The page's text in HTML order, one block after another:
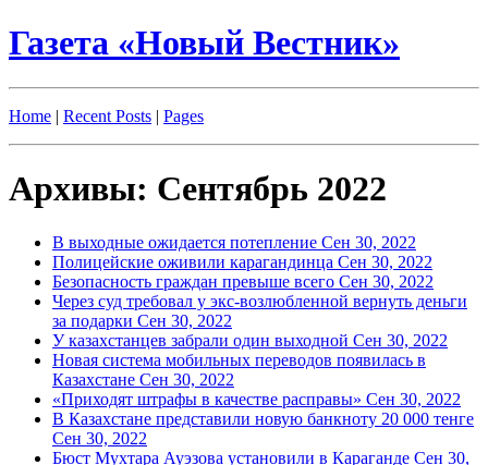
Газета «Новый Вестник»
Home | Recent Posts | Pages
Архивы: Сентябрь 2022
В выходные ожидается потепление Сен 30, 2022
Полицейские оживили карагандинца Сен 30, 2022
Безопасность граждан превыше всего Сен 30, 2022
Через суд требовал у экс-возлюбленной вернуть деньги
за подарки Сен 30, 2022
У казахстанцев забрали один выходной Сен 30, 2022
Новая система мобильных переводов появилась в
Казахстане Сен 30, 2022
«Приходят штрафы в качестве расправы» Сен 30, 2022
В Казахстане представили новую банкноту 20 000 тенге
Сен 30, 2022
Бюст Мухтара Ауэзова установили в Караганде Сен 30,